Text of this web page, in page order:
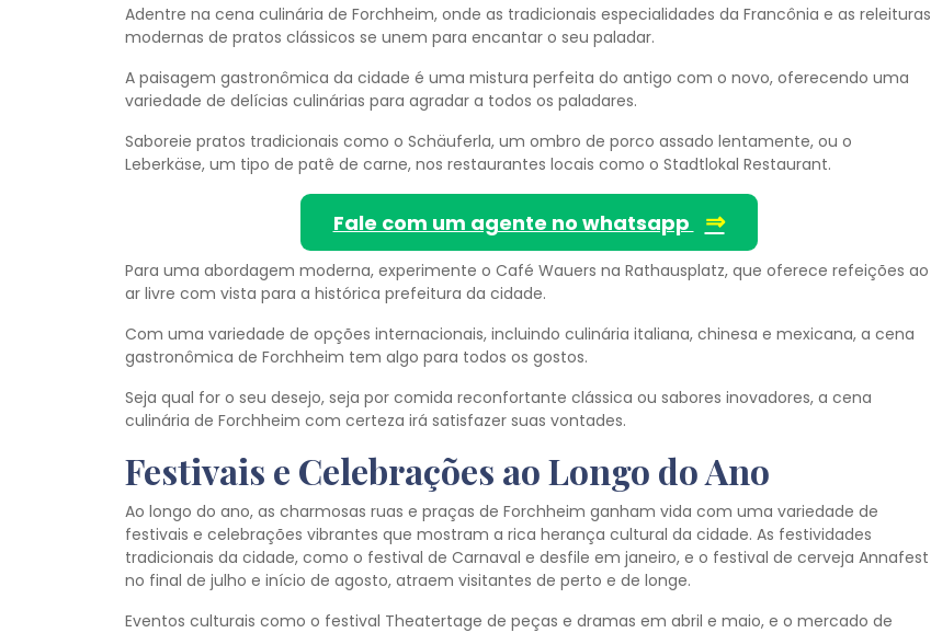
Adentre na cena culinária de Forchheim, onde as tradicionais especialidades da Francônia e as releituras
modernas de pratos clássicos se unem para encantar o seu paladar.
A paisagem gastronômica da cidade é uma mistura perfeita do antigo com o novo, oferecendo uma
variedade de delícias culinárias para agradar a todos os paladares.
Saboreie pratos tradicionais como o Schäuferla, um ombro de porco assado lentamente, ou o
Leberkäse, um tipo de patê de carne, nos restaurantes locais como o Stadtlokal Restaurant.
Fale com um agente no whatsapp ⇒
Para uma abordagem moderna, experimente o Café Wauers na Rathausplatz, que oferece refeições ao
ar livre com vista para a histórica prefeitura da cidade.
Com uma variedade de opções internacionais, incluindo culinária italiana, chinesa e mexicana, a cena
gastronômica de Forchheim tem algo para todos os gostos.
Seja qual for o seu desejo, seja por comida reconfortante clássica ou sabores inovadores, a cena
culinária de Forchheim com certeza irá satisfazer suas vontades.
Festivais e Celebrações ao Longo do Ano
Ao longo do ano, as charmosas ruas e praças de Forchheim ganham vida com uma variedade de
festivais e celebrações vibrantes que mostram a rica herança cultural da cidade. As festividades
tradicionais da cidade, como o festival de Carnaval e desfile em janeiro, e o festival de cerveja Annafest
no final de julho e início de agosto, atraem visitantes de perto e de longe.
Eventos culturais como o festival Theatertage de peças e dramas em abril e maio, e o mercado de